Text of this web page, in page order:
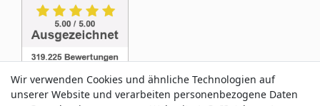
Wir verwenden Cookies und ähnliche Technologien auf
unserer Website und verarbeiten personenbezogene Daten